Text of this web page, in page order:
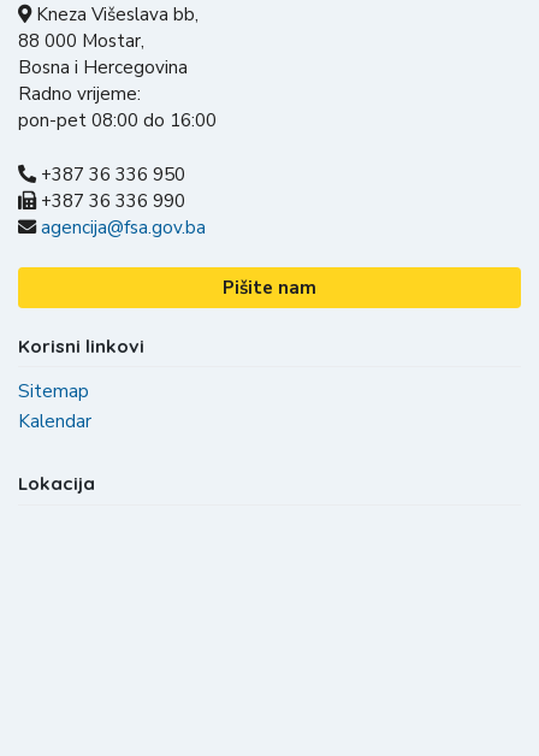
Kneza Višeslava bb,
88 000 Mostar,
Bosna i Hercegovina
Radno vrijeme:
pon-pet 08:00 do 16:00
+387 36 336 950
+387 36 336 990
agencija@fsa.gov.ba
Pišite nam
Korisni linkovi
Sitemap
Kalendar
Lokacija